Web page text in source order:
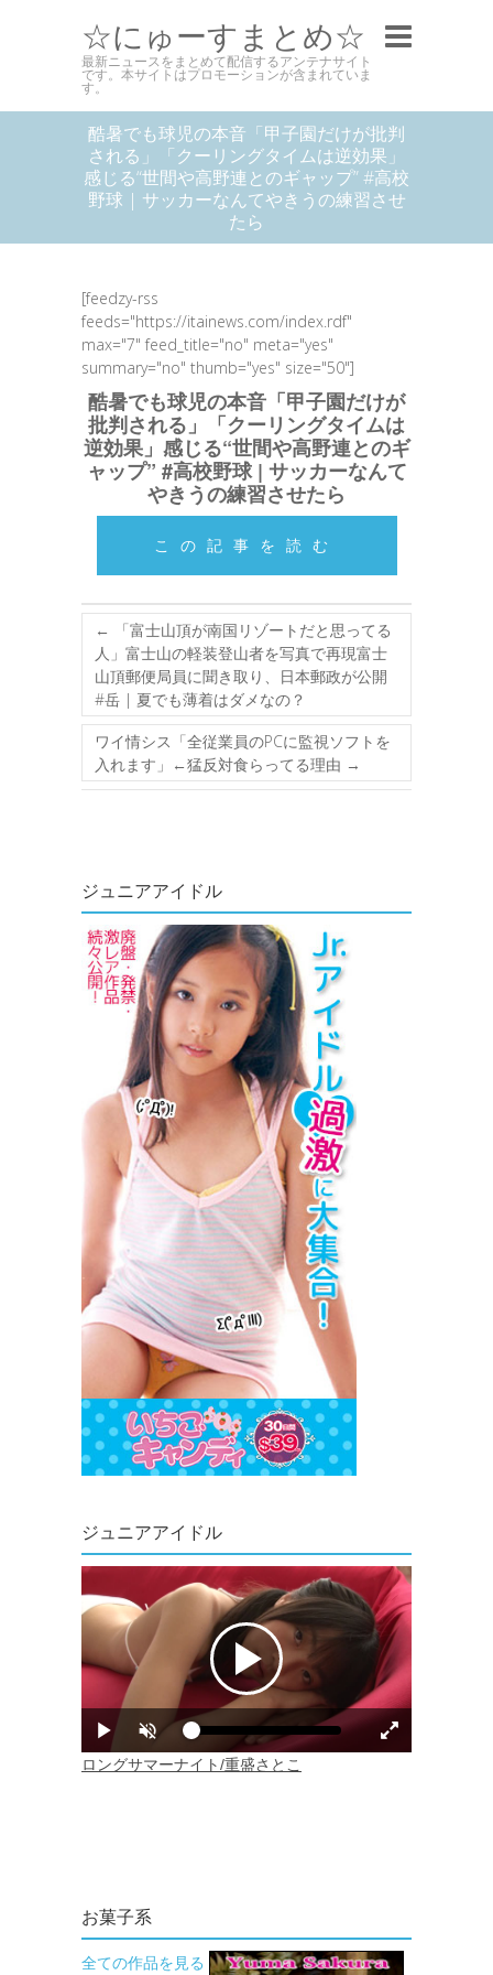
☆にゅーすまとめ☆
最新ニュースをまとめて配信するアンテナサイト
です。本サイトはプロモーションが含まれていま
す。
酷暑でも球児の本音「甲子園だけが批判
される」「クーリングタイムは逆効果」
感じる“世間や高野連とのギャップ” #高校
野球 | サッカーなんてやきうの練習させ
たら
[feedzy-rss
feeds="https://itainews.com/index.rdf"
max="7" feed_title="no" meta="yes"
summary="no" thumb="yes" size="50"]
酷暑でも球児の本音「甲子園だけが
批判される」「クーリングタイムは
逆効果」感じる“世間や高野連とのギ
ャップ” #高校野球 | サッカーなんて
やきうの練習させたら
この記事を読む
←
「富士山頂が南国リゾートだと思ってる
人」富士山の軽装登山者を写真で再現富士
山頂郵便局員に聞き取り、日本郵政が公開
#岳 | 夏でも薄着はダメなの？
ワイ情シス「全従業員のPCに監視ソフトを
入れます」←猛反対食らってる理由 →
ジュニアアイドル
ジュニアアイドル
お菓子系
全ての作品を見る